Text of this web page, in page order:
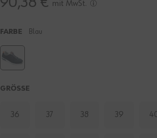
mit MwSt.
FARBE Blau
GRÖSSE
36 37 38 39